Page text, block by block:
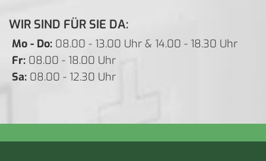
WIR SIND FÜR SIE DA:
Mo - Do: 08.00 - 13.00 Uhr & 14.00 - 18.30 Uhr
Fr: 08.00 - 18.00 Uhr
Sa: 08.00 - 12.30 Uhr